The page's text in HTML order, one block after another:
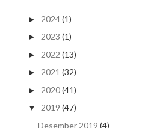
► 2024(1)
► 2023 (1)
► 2022 (13)
► 2021 (32)
► 2020(41)
▼ 2019 (47)
Desember 2019 (4)